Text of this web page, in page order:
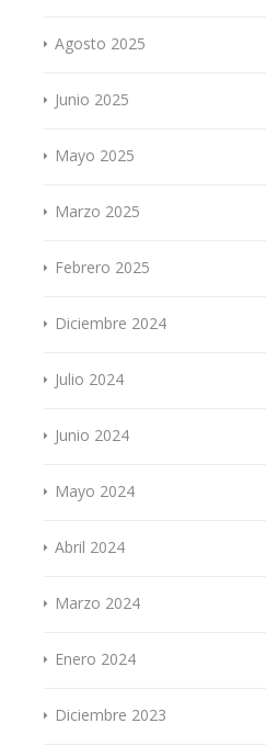
Agosto 2025
Junio 2025
Mayo 2025
Marzo 2025
Febrero 2025
Diciembre 2024
Julio 2024
Junio 2024
Mayo 2024
Abril 2024
Marzo 2024
Enero 2024
Diciembre 2023